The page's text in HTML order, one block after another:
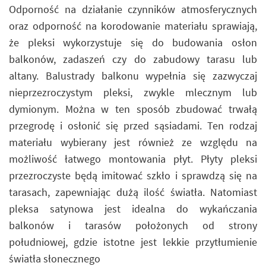
Odporność na działanie czynników atmosferycznych
oraz odporność na korodowanie materiału sprawiają,
że pleksi wykorzystuje się do budowania osłon
balkonów, zadaszeń czy do zabudowy tarasu lub
altany. Balustrady balkonu wypełnia się zazwyczaj
nieprzezroczystym pleksi, zwykle mlecznym lub
dymionym. Można w ten sposób zbudować trwałą
przegrodę i osłonić się przed sąsiadami. Ten rodzaj
materiału wybierany jest również ze względu na
możliwość łatwego montowania płyt. Płyty pleksi
przezroczyste będą imitować szkło i sprawdzą się na
tarasach, zapewniając dużą ilość światła. Natomiast
pleksa satynowa jest idealna do wykańczania
balkonów i tarasów położonych od strony
południowej, gdzie istotne jest lekkie przytłumienie
światła słonecznego